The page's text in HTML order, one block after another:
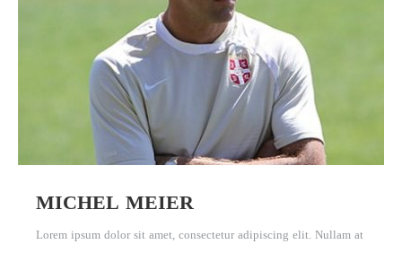
MICHEL MEIER
Lorem ipsum dolor sit amet, consectetur adipiscing elit. Nullam at